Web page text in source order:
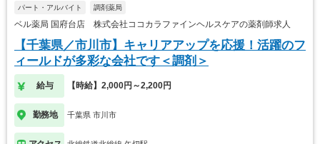
パート・アルバイト 調剤薬局
ベル薬局 国府台店 株式会社ココカラファインヘルスケアの薬剤師求人
【千葉県／市川市】キャリアアップを応援！活躍のフ
ィールドが多彩な会社です＜調剤＞
給与 【時給】2,000円～2,200円
勤務地 千葉県 市川市